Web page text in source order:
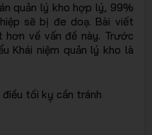
quản lý kho hợp lý, 99%
sẽ bị đe doạ. Bài viết
về vấn đề này. Trước
Khái niệm quản lý kho là